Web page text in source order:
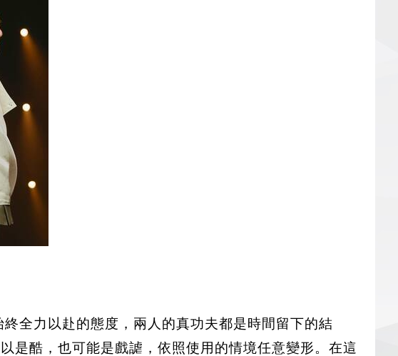
全力以赴的態度，兩人的真功夫都是時間留下的結
是酷，也可能是戲謔，依照使用的情境任意變形。在這